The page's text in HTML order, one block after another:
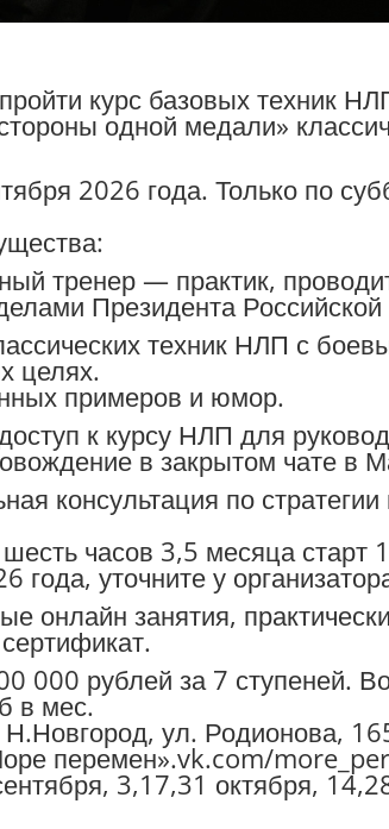
курс базовых техник
одной медали»
2026 года. Только по
тренер — практик,
Президента
техник НЛП с
целях.
примеров и юмор.
к курсу НЛП для
в закрытом чате в
консультация по
часов 3,5 месяца старт
года, уточните у
онлайн занятия,
000 рублей за 7 ступеней.
в мес.
Н.Новгород, ул. Родионова,
перемен».vk.com/
3,17,31 октября,